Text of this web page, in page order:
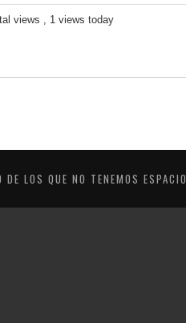
views , 1 views today
DE LOS QUE NO TENEMOS ESPACIO